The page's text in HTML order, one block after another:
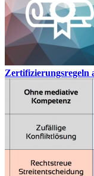
Zertifizierungsregeln